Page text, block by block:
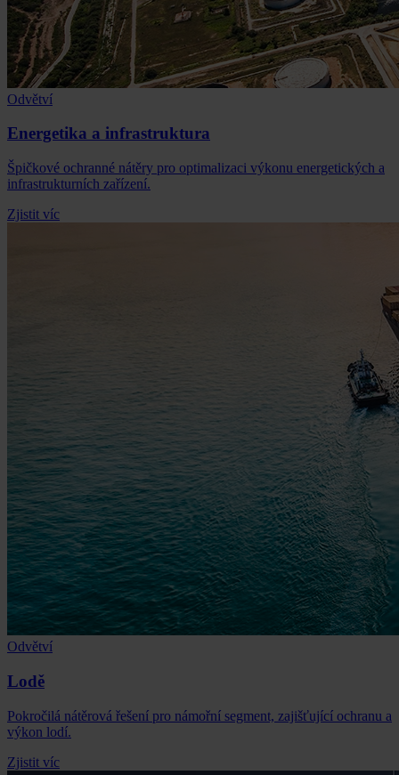
Odvětví
Energetika a infrastruktura
Špičkové ochranné nátěry pro optimalizaci výkonu energetických a
infrastrukturních zařízení.
Zjistit víc
Odvětví
Lodě
Pokročilá nátěrová řešení pro námořní segment, zajišťující ochranu a
výkon lodí.
Zjistit víc